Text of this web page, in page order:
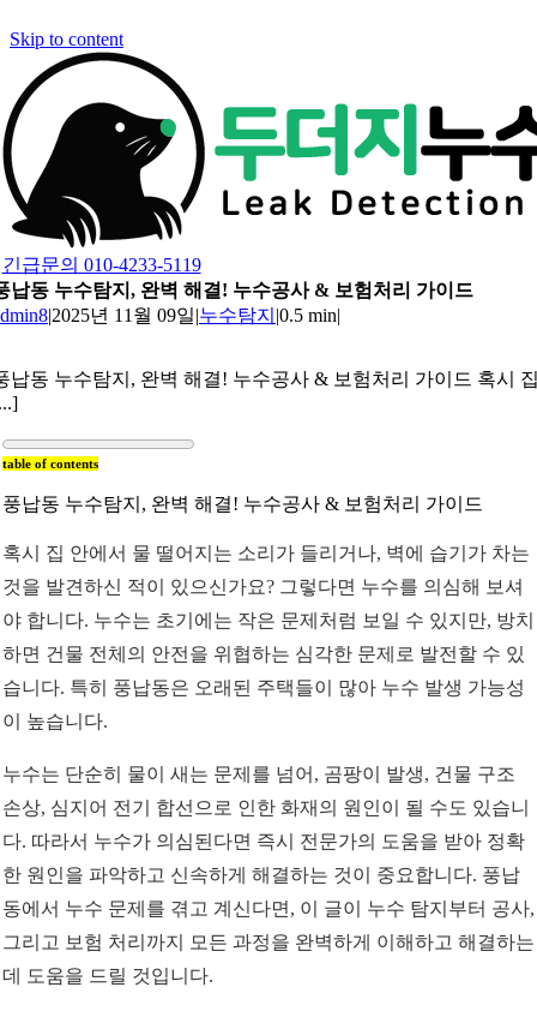
Skip to content
긴급문의 010-4233-5119
납동 누수탐지, 완벽 해결! 누수공사 & 보험처리 가이드
|2025년 11월 09일|누수탐지 |0.5 min|
납동 누수탐지, 완벽 해결! 누수공사 & 보험처리 가이드 혹시
table of contents
풍납동 누수탐지, 완벽 해결! 누수공사 & 보험처리 가이드
혹시 집 안에서 물 떨어지는 소리가 들리거나, 벽에 습기가 차는
것을 발견하신 적이 있으신가요? 그렇다면 누수를 의심해 보셔
야 합니다. 누수는 초기에는 작은 문제처럼 보일 수 있지만, 방치
하면 건물 전체의 안전을 위협하는 심각한 문제로 발전할 수 있
습니다. 특히 풍납동은 오래된 주택들이 많아 누수 발생 가능성
이 높습니다.
누수는 단순히 물이 새는 문제를 넘어, 곰팡이 발생, 건물 구조
손상, 심지어 전기 합선으로 인한 화재의 원인이 될 수도 있습니
다. 따라서 누수가 의심된다면 즉시 전문가의 도움을 받아 정확
한 원인을 파악하고 신속하게 해결하는 것이 중요합니다. 풍납
동에서 누수 문제를 겪고 계신다면, 이 글이 누수 탐지부터 공사,
그리고 보험 처리까지 모든 과정을 완벽하게 이해하고 해결하는
데 도움을 드릴 것입니다.